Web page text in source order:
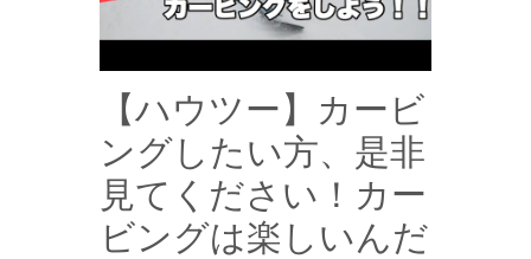
【ハウツー】カービ
ングしたい方、是非
見てください！カー
ビングは楽しいんだ